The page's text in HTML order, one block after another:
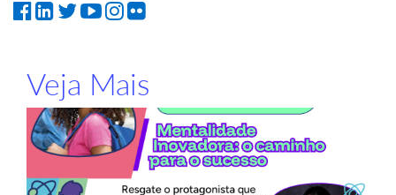
Veja Mais